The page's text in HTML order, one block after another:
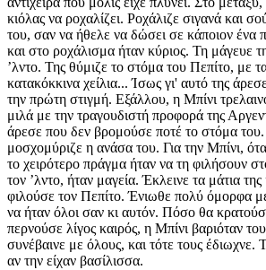
κιόλας να ροχαλίζει. Ροχάλιζε σιγανά και
του, σαν να ήθελε να δώσει σε κάποιον ένα
και στο ροχάλισμα ήταν κύριος. Τη μάγευε
ʼλντο. Της θύμιζε το στόμα του Πεπίτο, με
κατακόκκινα χείλια... Ίσως γι' αυτό της
την πρώτη στιγμή. Εξάλλου, η Μπίνι
μιλά με την τραγουδιστή προφορά της
άρεσε που δεν βρομούσε ποτέ το στόμα
μοσχομύριζε η ανάσα του. Για την Μπίνι,
το χειρότερο πράγμα ήταν να τη φιλήσουν
τον ʼλντο, ήταν μαγεία. Έκλεινε τα μάτια
φιλούσε τον Πεπίτο. Ένιωθε πολύ όμορφα
να ήταν όλοι σαν κι αυτόν. Πόσο θα
περνούσε λίγος καιρός, η Μπίνι βαριόταν
συνέβαινε με όλους, και τότε τους έδιωχνε.
αν την είχαν βασίλισσα.